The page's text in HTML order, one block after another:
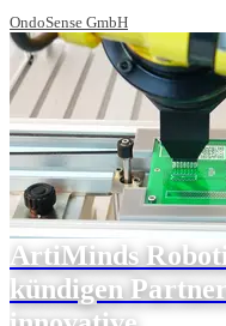
OndoSense GmbH
ArtiMinds
kündigen